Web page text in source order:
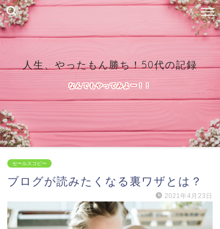
人生、やったもん勝ち！50代の記録
なんでもやってみよー！！
セールスコピー
ブログが読みたくなる裏ワザとは？
2021年4月23日